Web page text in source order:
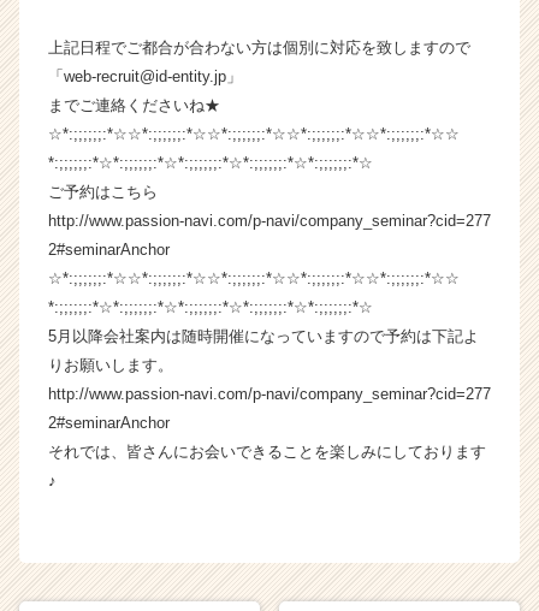
く
就
サ
イ
ト
ア
ャ
ア
（C
e
r
r）
上記日程でご都合が合わない方は個別に対応を致しますので
「web-recruit@id-entity.jp」
までご連絡くださいね★
☆*:;;;;;;:*☆☆*:;;;;;;:*☆☆*:;;;;;;:*☆☆*:;;;;;;:*☆☆*:;;;;;;:*☆☆
*:;;;;;;:*☆*:;;;;;;:*☆*:;;;;;;:*☆*:;;;;;;:*☆*:;;;;;;:*☆
ご予約はこちら
http://www.passion-navi.com/p-navi/company_seminar?cid=277
2#seminarAnchor
☆*:;;;;;;:*☆☆*:;;;;;;:*☆☆*:;;;;;;:*☆☆*:;;;;;;:*☆☆*:;;;;;;:*☆☆
*:;;;;;;:*☆*:;;;;;;:*☆*:;;;;;;:*☆*:;;;;;;:*☆*:;;;;;;:*☆
5月以降会社案内は随時開催になっていますので予約は下記よ
りお願いします。
http://www.passion-navi.com/p-navi/company_seminar?cid=277
2#seminarAnchor
それでは、皆さんにお会いできることを楽しみにしております
♪